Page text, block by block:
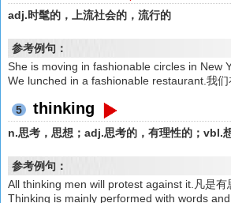
adj.时髦的，上流社会的，流行的
参考例句：
She is moving in fashionable circles in New
We lunched in a fashionable restaurant.我
5 thinking
n.思考，思想；adj.思考的，有理性的；vbl.
参考例句：
All thinking men will protest against it.凡是
Thinking is mainly performed with words